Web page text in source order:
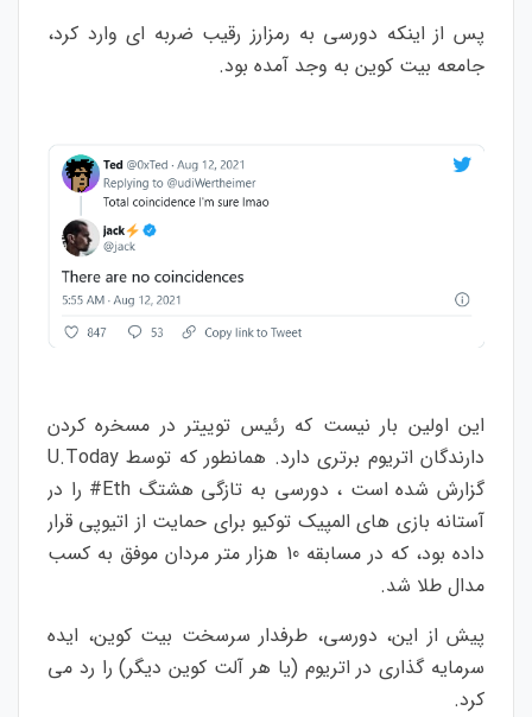
پس از اینکه دورسی به رمزارز رقیب ضربه ای وارد کرد،
جامعه بیت کوین به وجد آمده بود.
این اولین بار نیست که رئیس توییتر در مسخره کردن
دارندگان اتریوم برتری دارد. همانطور که توسط U.Today
گزارش شده است ، دورسی به تازگی هشتگ Eth# را در
آستانه بازی های المپیک توکیو برای حمایت از اتیوپی قرار
داده بود، که در مسابقه 10 هزار متر مردان موفق به کسب
مدال طلا شد.
پیش از این، دورسی، طرفدار سرسخت بیت کوین، ایده
سرمایه گذاری در اتریوم (یا هر آلت کوین دیگر) را رد می
کرد.